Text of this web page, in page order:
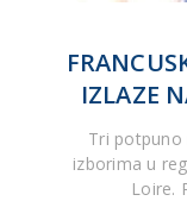
IZLAZE
Tri potpuno
izborima u
Loire.